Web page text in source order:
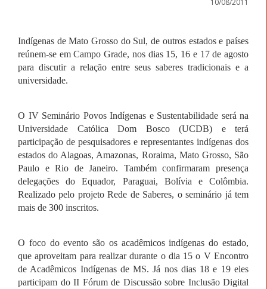
Indígenas de Mato Grosso do Sul, de outros estados e países
reúnem-se em Campo Grade, nos dias 15, 16 e 17 de agosto
para discutir a relação entre seus saberes tradicionais e a
universidade.
O IV Seminário Povos Indígenas e Sustentabilidade será na
Universidade Católica Dom Bosco (UCDB) e terá
participação de pesquisadores e representantes indígenas dos
estados do Alagoas, Amazonas, Roraima, Mato Grosso, São
Paulo e Rio de Janeiro. Também confirmaram presença
delegações do Equador, Paraguai, Bolívia e Colômbia.
Realizado pelo projeto Rede de Saberes, o seminário já tem
mais de 300 inscritos.
O foco do evento são os acadêmicos indígenas do estado,
que aproveitam para realizar durante o dia 15 o V Encontro
de Acadêmicos Indígenas de MS. Já nos dias 18 e 19 eles
participam do II Fórum de Discussão sobre Inclusão Digital